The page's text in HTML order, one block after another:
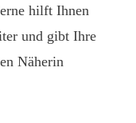
hilft Ihnen
und gibt Ihre
Näherin